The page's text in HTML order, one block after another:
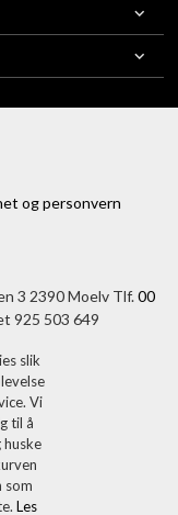
og personvern
3 2390 Moelv Tlf.00
925 503 649
slik
Vi
til å
som
Les